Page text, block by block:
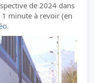
de 2024 dans
minute à revoir (en